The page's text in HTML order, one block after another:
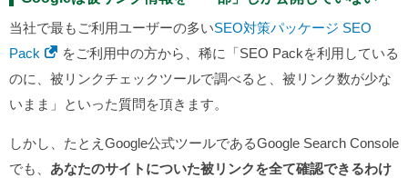
当社で最もご利用ユーザーの多いSEO対策パッケージ SEO
Pack
をご利用中の方から、稀に「SEO Packを利用している
のに、被リンクチェックツールで調べると、被リンク数が少な
いまま」といった質問を頂きます。
しかし、たとえGoogle公式ツールであるGoogle Search Console
でも、 あなたのサイトについた被リンクを全て確認できるわけ